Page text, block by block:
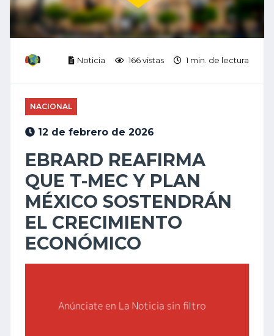
Noticia 166 vistas 1 min. de lectura
NACIONAL
12 de febrero de 2026
EBRARD REAFIRMA
QUE T-MEC Y PLAN
MÉXICO SOSTENDRÁN
EL CRECIMIENTO
ECONÓMICO